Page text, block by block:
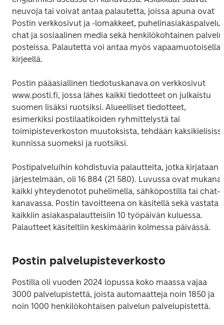
neuvoja tai voivat antaa palautetta, joissa apuna ovat
Postin verkkosivut ja -lomakkeet, puhelinasiakaspalvelu,
chat ja sosiaalinen media sekä henkilökohtainen palvelu
posteissa. Palautetta voi antaa myös vapaamuotoisella
kirjeellä.
Postin pääasiallinen tiedotuskanava on verkkosivut
www.posti.fi, jossa lähes kaikki tiedotteet on julkaistu
suomen lisäksi ruotsiksi. Alueelliset tiedotteet,
esimerkiksi postilaatikoiden ryhmittelystä tai
toimipisteverkoston muutoksista, tehdään
kunnissa suomeksi ja ruotsiksi.
Postipalveluihin kohdistuvia palautteita, jotka kirjataan
järjestelmään, oli 16 884 (21 580). Luvussa ovat mukana
kaikki yhteydenotot puhelimella, sähköpostilla tai chat-
kanavassa. Postin tavoitteena on käsitellä sekä vastata
kaikkiin asiakaspalautteisiin 10 työpäivän kuluessa.
Palautteet käsiteltiin keskimäärin kolmessa päivässä.
Postin palvelupisteverkosto
Postilla oli vuoden 2024 lopussa koko maassa vajaa
3000 palvelupistettä, joista automaatteja noin 1850 ja
noin 1000 henkilökohtaisen palvelun palvelupistettä.